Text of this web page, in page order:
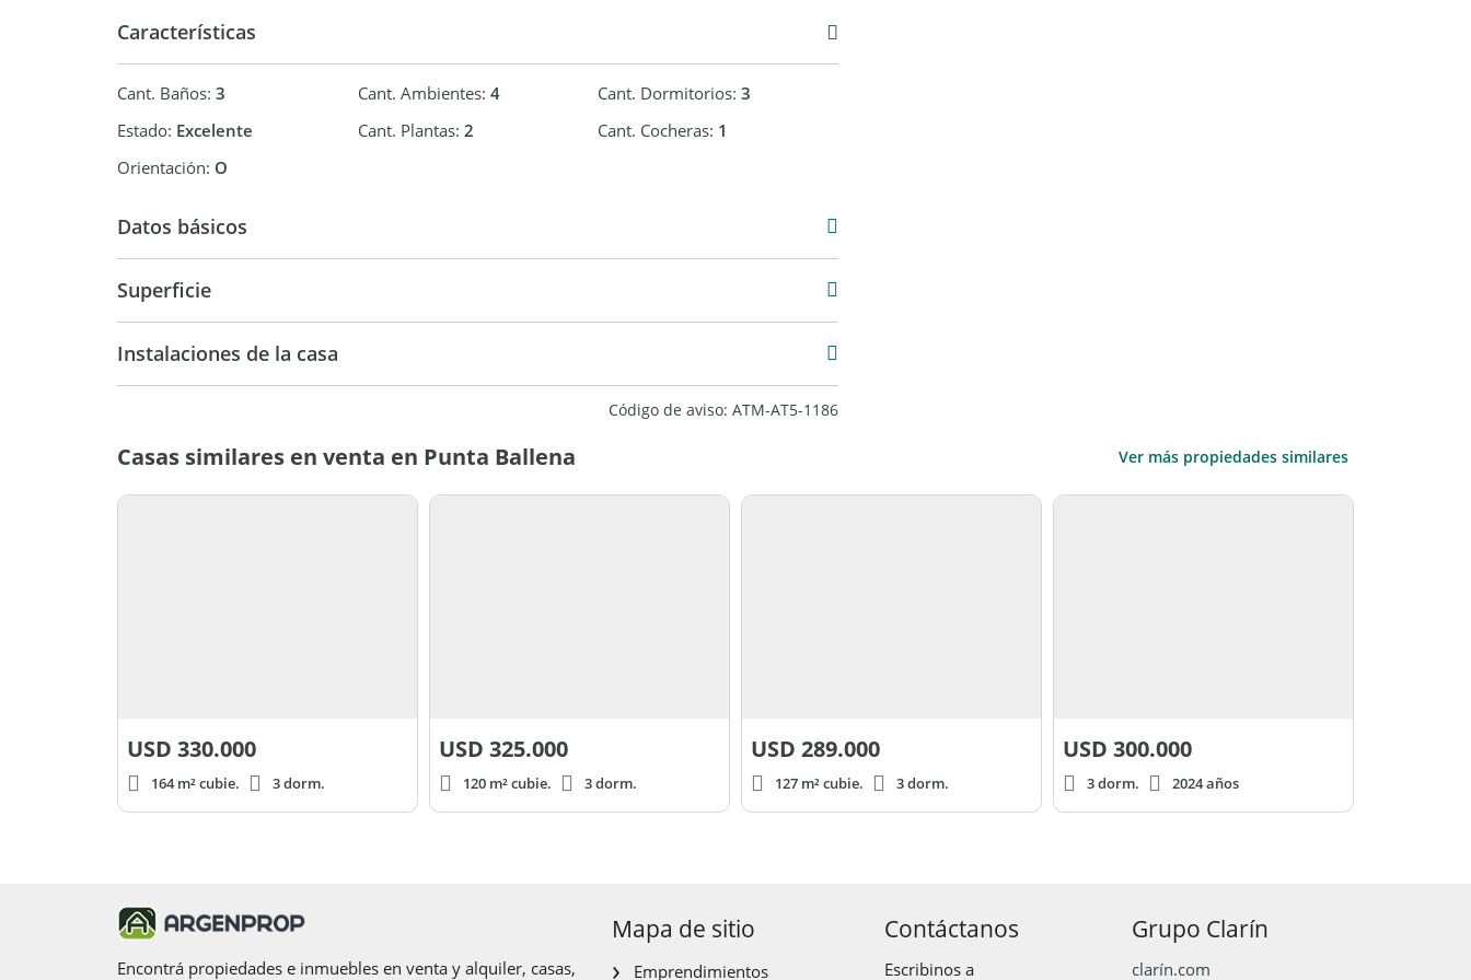
acústica y visual, evitando interferencias entre las residencias incluso en los espacios exteriores.
Actualmente se encuentra alquilada, con posibilidad de venta con renta o con entrega una vez
finalizado el contrato.
Características
Cant. Baños: 3 Cant. Ambientes: 4 Cant. Dormitorios:3
Estado: Excelente Cant. Plantas: 2 Cant. Cocheras: 1
Orientación: O
Datos básicos
Superficie
Instalaciones de la casa
Código de aviso: ATM-AT5-1186
Casas similares en venta en Punta Ballena Ver más propiedades similares
USD 330.000
164 m² cubie. 3 dorm.
USD 325.000
120 m² cubie. 3 dorm.
USD 289.000
127 m² cubie. 3 dorm.
USD 300.000
3 dorm. 2024 años
Encontrá propiedades e inmuebles en venta y alquiler, casas,
Mapa de sitio
Emprendimientos
Contáctanos
Escribinos a
Grupo Clarín
clarín.com